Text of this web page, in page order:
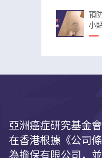
預
小
亞洲癌症研究基金
在香港根據《公司
為擔保有限公司，